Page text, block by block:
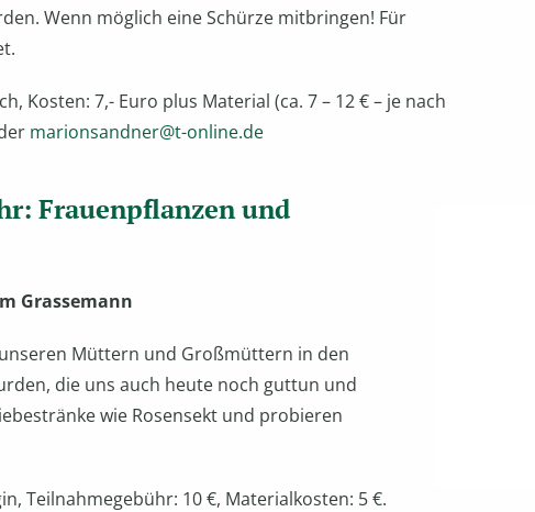
Wenn möglich eine Schürze mitbringen! Für
Kosten: 7,- Euro plus Material (ca. 7 – 12 € – je nach
marionsandner@t-online.de
Frauenpflanzen und
Grassemann
Müttern und Großmüttern in den
die uns auch heute noch guttun und
wie Rosensekt und probieren
Teilnahmegebühr: 10 €, Materialkosten: 5 €.